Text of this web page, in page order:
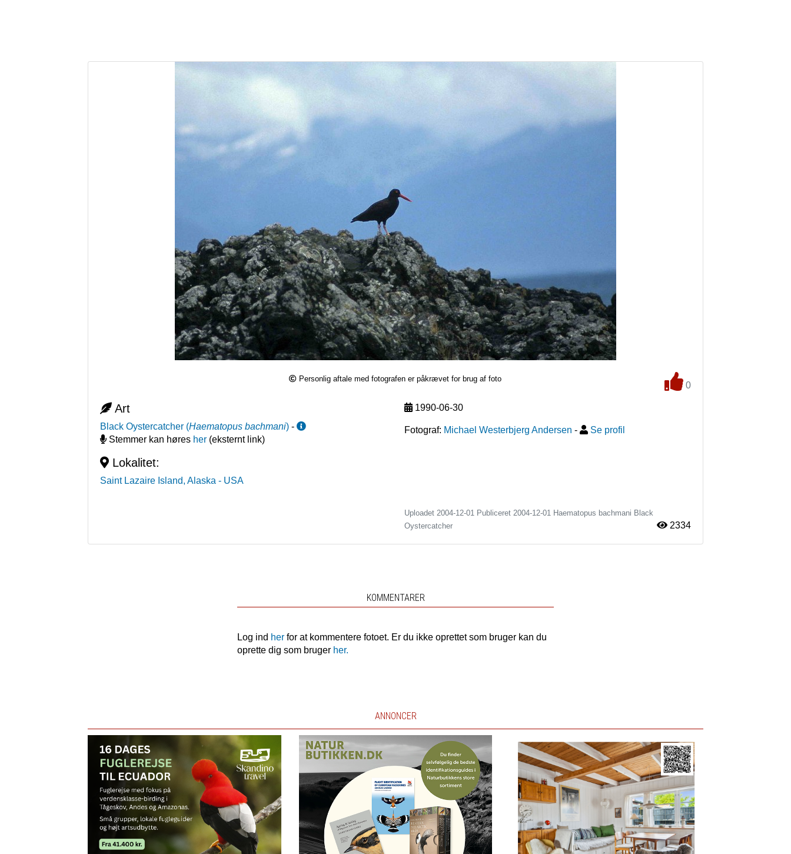
Personlig aftale med fotografen er påkrævet for brug af foto
0
Art
Black Oystercatcher (Haematopus bachmani)-
Stemmer kan høres her (eksternt link)
Lokalitet:
Saint Lazaire Island, Alaska - USA
1990-06-30
Fotograf: Michael Westerbjerg Andersen - Se profil
Uploadet 2004-12-01 Publiceret 2004-12-01 Haematopus bachmani Black
Oystercatcher
2334
KOMMENTARER
Log ind her for at kommentere fotoet. Er du ikke oprettet som bruger kan du
oprette dig som bruger her.
ANNONCER